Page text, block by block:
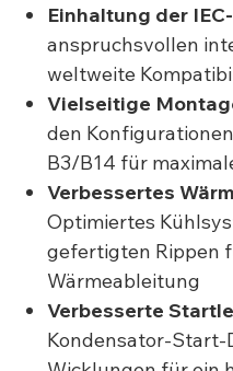
Einhaltung der
anspruchsvollen
weltweite
Vielseitige
den
B3/B14 für
Verbessertes
Optimiertes
gefertigten Rippen
Wärmeableitung
Verbesserte
Kondensator-Start-